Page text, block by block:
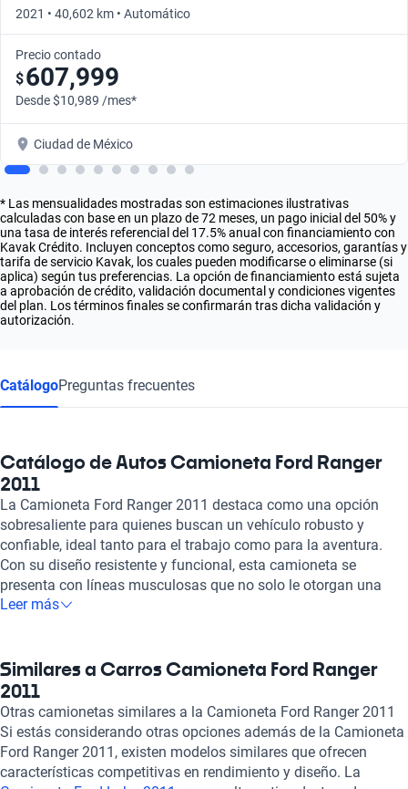
2021 • 40,602 km • Automático
Precio contado
$607,999
Desde $10,989 /mes*
Ciudad de México
* Las mensualidades mostradas son estimaciones ilustrativas
calculadas con base en un plazo de 72 meses, un pago inicial del 50% y
una tasa de interés referencial del 17.5% anual con financiamiento con
Kavak Crédito. Incluyen conceptos como seguro, accesorios, garantías y
tarifa de servicio Kavak, los cuales pueden modificarse o eliminarse (si
aplica) según tus preferencias. La opción de financiamiento está sujeta
a aprobación de crédito, validación documental y condiciones vigentes
del plan. Los términos finales se confirmarán tras dicha validación y
autorización.
CatálogoPreguntas frecuentes
Catálogo de Autos Camioneta Ford Ranger
2011
La Camioneta Ford Ranger 2011 destaca como una opción
sobresaliente para quienes buscan un vehículo robusto y
confiable, ideal tanto para el trabajo como para la aventura.
Con su diseño resistente y funcional, esta camioneta se
presenta con líneas musculosas que no solo le otorgan una
apariencia imponente, sino que también la preparan para
experiencia de conducción ágil y eficaz, ya sea que te
encuentres en la ciudad o en terrenos más exigentes. El interior
de la Ford Ranger 2011 revela una cabina diseñada para la
comodidad y la practicidad. Sus asientos ergonómicos, amplia
capacidad de carga y un sistema de audio de calidad hacen
que cada viaje sea un placer. Además, los detalles en
Leer más
Similares a Carros Camioneta Ford Ranger
2011
Otras camionetas similares a la Camioneta Ford Ranger 2011
Si estás considerando otras opciones además de la Camioneta
Ford Ranger 2011, existen modelos similares que ofrecen
características competitivas en rendimiento y diseño. La